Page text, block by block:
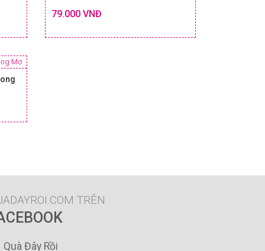
79.000 VNĐ
TRÊN
Quà Đây Rồi